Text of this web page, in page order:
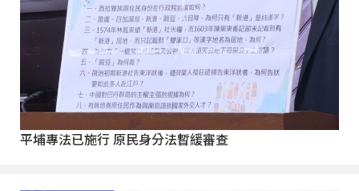
平埔專法已施行 原民身分法暫緩審查